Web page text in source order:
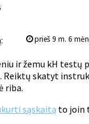
prieš 9 m. 6
ir žemu kH testų
skatyt
riba.
sąskaitą to join